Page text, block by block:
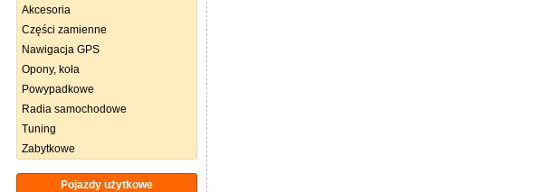
Akcesoria
Części zamienne
Nawigacja GPS
Opony, koła
Powypadkowe
Radia samochodowe
Tuning
Zabytkowe
Pojazdy użytkowe